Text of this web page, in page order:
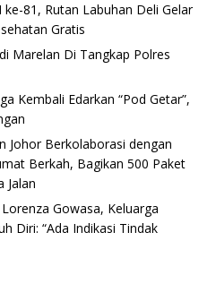
81, Rutan Labuhan Deli Gelar
Gratis
Marelan Di Tangkap Polres
Kembali Edarkan “Pod Getar”,
Johor Berkolaborasi dengan
Berkah, Bagikan 500 Paket
Jalan
Gowasa, Keluarga
Diri: “Ada Indikasi Tindak